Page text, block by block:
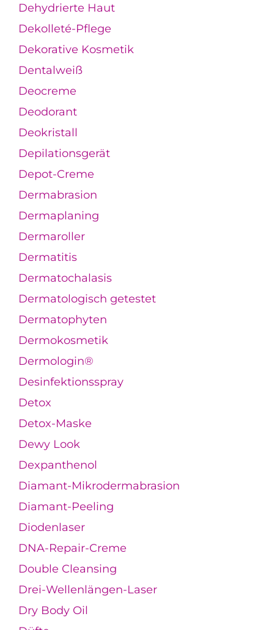
Dehydrierte Haut
Dekolleté-Pflege
Dekorative Kosmetik
Dentalweiß
Deocreme
Deodorant
Deokristall
Depilationsgerät
Depot-Creme
Dermabrasion
Dermaplaning
Dermaroller
Dermatitis
Dermatochalasis
Dermatologisch getestet
Dermatophyten
Dermokosmetik
Dermologin®
Desinfektionsspray
Detox
Detox-Maske
Dewy Look
Dexpanthenol
Diamant-Mikrodermabrasion
Diamant-Peeling
Diodenlaser
DNA-Repair-Creme
Double Cleansing
Drei-Wellenlängen-Laser
Dry Body Oil